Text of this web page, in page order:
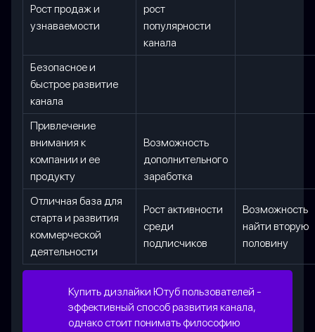
Рост продаж и
узнаваемости
рост
популярности
канала
Безопасное и
быстрое развитие
канала
Привлечение
внимания к
компании и ее
продукту
Возможность
дополнительного
заработка
Отличная база для
старта и развития
коммерческой
деятельности
Рост активности
среди
подписчиков
Возможность
найти вторую
половину
Купить дизлайки Ютуб пользователей -
эффективный способ развития канала,
однако стоит понимать философию